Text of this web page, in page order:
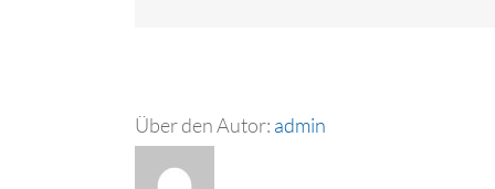
Über den Autor: admin